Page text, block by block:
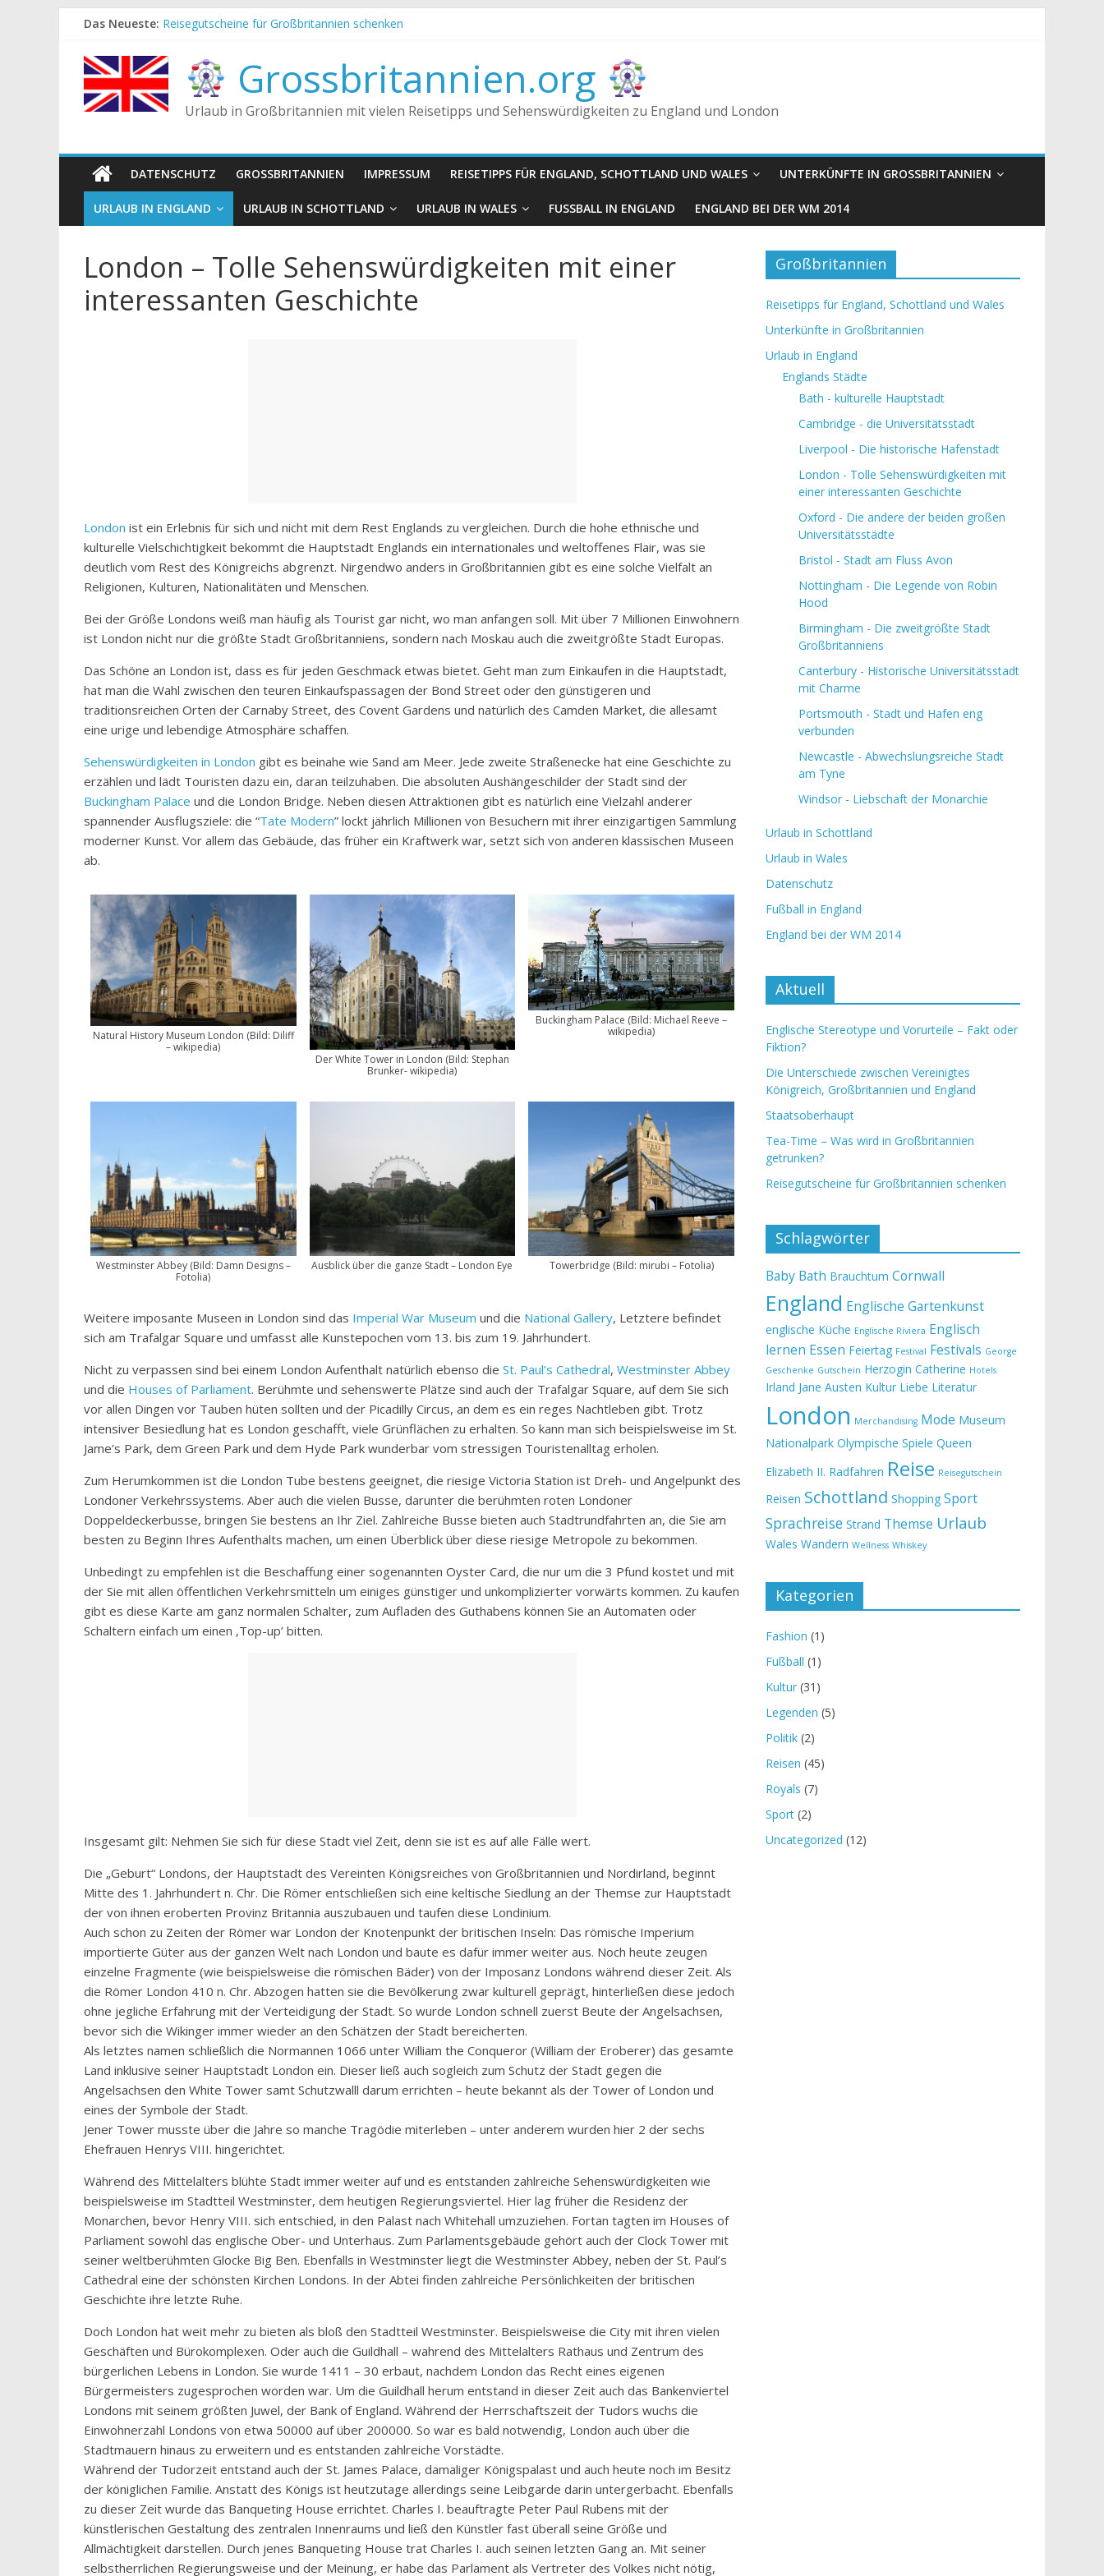
Zum
springen
Das Neueste: Reisegutscheine für Großbritannien schenken
Die Unterschiede zwischen Vereinigtes Königreich, Großbritannien und England
Staatsoberhaupt
Tea-Time – Was wird in Großbritannien getrunken?
Grossbritannien.org
Urlaub in Großbritannien mit vielen Reisetipps und Sehenswürdigkeiten zu England und London
DATENSCHUTZ GROSSBRITANNIEN IMPRESSUM REISETIPPS FÜR ENGLAND, SCHOTTLAND UND WALES UNTERKÜNFTE IN GROSSBRITANNIEN
URLAUB IN ENGLAND URLAUB IN SCHOTTLAND URLAUB IN WALES FUSSBALL IN ENGLAND ENGLAND BEI DER WM 2014
London – Tolle Sehenswürdigkeiten mit einer
interessanten Geschichte
London ist ein Erlebnis für sich und nicht mit dem Rest Englands zu vergleichen. Durch die hohe ethnische und
kulturelle Vielschichtigkeit bekommt die Hauptstadt Englands ein internationales und weltoffenes Flair, was sie
deutlich vom Rest des Königreichs abgrenzt. Nirgendwo anders in Großbritannien gibt es eine solche Vielfalt an
Religionen, Kulturen, Nationalitäten und Menschen.
Bei der Größe Londons weiß man häufig als Tourist gar nicht, wo man anfangen soll. Mit über 7 Millionen Einwohnern
ist London nicht nur die größte Stadt Großbritanniens, sondern nach Moskau auch die zweitgrößte Stadt Europas.
Das Schöne an London ist, dass es für jeden Geschmack etwas bietet. Geht man zum Einkaufen in die Hauptstadt,
hat man die Wahl zwischen den teuren Einkaufspassagen der Bond Street oder den günstigeren und
traditionsreichen Orten der Carnaby Street, des Covent Gardens und natürlich des Camden Market, die allesamt
eine urige und lebendige Atmosphäre schaffen.
Sehenswürdigkeiten in London gibt es beinahe wie Sand am Meer. Jede zweite Straßenecke hat eine Geschichte zu
erzählen und lädt Touristen dazu ein, daran teilzuhaben. Die absoluten Aushängeschilder der Stadt sind der
Buckingham Palace und die London Bridge. Neben diesen Attraktionen gibt es natürlich eine Vielzahl anderer
spannender Ausflugsziele: die “Tate Modern” lockt jährlich Millionen von Besuchern mit ihrer einzigartigen Sammlung
moderner Kunst. Vor allem das Gebäude, das früher ein Kraftwerk war, setzt sich von anderen klassischen Museen
ab.
Natural History Museum London (Bild: Diliff
– wikipedia)
Der White Tower in London (Bild: Stephan
Brunker- wikipedia)
Buckingham Palace (Bild: Michael Reeve –
wikipedia)
Westminster Abbey (Bild: Damn Designs –
Fotolia)
Ausblick über die ganze Stadt – London Eye Towerbridge (Bild: mirubi – Fotolia)
Weitere imposante Museen in London sind das Imperial War Museum und die National Gallery, Letztere befindet
sich am Trafalgar Square und umfasst alle Kunstepochen vom 13. bis zum 19. Jahrhundert.
Nicht zu verpassen sind bei einem London Aufenthalt natürlich ebenso die St. Paul’s Cathedral, Westminster Abbey
und die Houses of Parliament. Berühmte und sehenswerte Plätze sind auch der Trafalgar Square, auf dem Sie sich
vor allen Dingen vor Tauben hüten sollten und der Picadilly Circus, an dem es ein reges Nachtleben gibt. Trotz
intensiver Besiedlung hat es London geschafft, viele Grünflächen zu erhalten. So kann man sich beispielsweise im St.
Jame’s Park, dem Green Park und dem Hyde Park wunderbar vom stressigen Touristenalltag erholen.
Zum Herumkommen ist die London Tube bestens geeignet, die riesige Victoria Station ist Dreh- und Angelpunkt des
Londoner Verkehrssystems. Aber auch die vielen Busse, darunter die berühmten roten Londoner
Doppeldeckerbusse, bringen Sie bestens an Ihr Ziel. Zahlreiche Busse bieten auch Stadtrundfahrten an, die Sie am
besten zu Beginn Ihres Aufenthalts machen, um einen Überblick über diese riesige Metropole zu bekommen.
Unbedingt zu empfehlen ist die Beschaffung einer sogenannten Oyster Card, die nur um die 3 Pfund kostet und mit
der Sie mit allen öffentlichen Verkehrsmitteln um einiges günstiger und unkomplizierter vorwärts kommen. Zu kaufen
gibt es diese Karte am ganz normalen Schalter, zum Aufladen des Guthabens können Sie an Automaten oder
Schaltern einfach um einen ‚Top-up’ bitten.
Insgesamt gilt: Nehmen Sie sich für diese Stadt viel Zeit, denn sie ist es auf alle Fälle wert.
Die „Geburt“ Londons, der Hauptstadt des Vereinten Königsreiches von Großbritannien und Nordirland, beginnt
Mitte des 1. Jahrhundert n. Chr. Die Römer entschließen sich eine keltische Siedlung an der Themse zur Hauptstadt
der von ihnen eroberten Provinz Britannia auszubauen und taufen diese Londinium.
Auch schon zu Zeiten der Römer war London der Knotenpunkt der britischen Inseln: Das römische Imperium
importierte Güter aus der ganzen Welt nach London und baute es dafür immer weiter aus. Noch heute zeugen
einzelne Fragmente (wie beispielsweise die römischen Bäder) von der Imposanz Londons während dieser Zeit. Als
die Römer London 410 n. Chr. Abzogen hatten sie die Bevölkerung zwar kulturell geprägt, hinterließen diese jedoch
ohne jegliche Erfahrung mit der Verteidigung der Stadt. So wurde London schnell zuerst Beute der Angelsachsen,
bevor sich die Wikinger immer wieder an den Schätzen der Stadt bereicherten.
Als letztes namen schließlich die Normannen 1066 unter William the Conqueror (William der Eroberer) das gesamte
Land inklusive seiner Hauptstadt London ein. Dieser ließ auch sogleich zum Schutz der Stadt gegen die
Angelsachsen den White Tower samt Schutzwalll darum errichten – heute bekannt als der Tower of London und
eines der Symbole der Stadt.
Jener Tower musste über die Jahre so manche Tragödie miterleben – unter anderem wurden hier 2 der sechs
Ehefrauen Henrys VIII. hingerichtet.
Während des Mittelalters blühte Stadt immer weiter auf und es entstanden zahlreiche Sehenswürdigkeiten wie
beispielsweise im Stadtteil Westminster, dem heutigen Regierungsviertel. Hier lag früher die Residenz der
Monarchen, bevor Henry VIII. sich entschied, in den Palast nach Whitehall umzuziehen. Fortan tagten im Houses of
Parliament sowohl das englische Ober- und Unterhaus. Zum Parlamentsgebäude gehört auch der Clock Tower mit
seiner weltberühmten Glocke Big Ben. Ebenfalls in Westminster liegt die Westminster Abbey, neben der St. Paul’s
Cathedral eine der schönsten Kirchen Londons. In der Abtei finden zahlreiche Persönlichkeiten der britischen
Geschichte ihre letzte Ruhe.
Doch London hat weit mehr zu bieten als bloß den Stadtteil Westminster. Beispielsweise die City mit ihren vielen
Geschäften und Bürokomplexen. Oder auch die Guildhall – wahrend des Mittelalters Rathaus und Zentrum des
bürgerlichen Lebens in London. Sie wurde 1411 – 30 erbaut, nachdem London das Recht eines eigenen
Bürgermeisters zugesprochen worden war. Um die Guildhall herum entstand in dieser Zeit auch das Bankenviertel
Londons mit seinem größten Juwel, der Bank of England. Während der Herrschaftszeit der Tudors wuchs die
Einwohnerzahl Londons von etwa 50000 auf über 200000. So war es bald notwendig, London auch über die
Stadtmauern hinaus zu erweitern und es entstanden zahlreiche Vorstädte.
Während der Tudorzeit entstand auch der St. James Palace, damaliger Königspalast und auch heute noch im Besitz
der königlichen Familie. Anstatt des Königs ist heutzutage allerdings seine Leibgarde darin untergerbacht. Ebenfalls
zu dieser Zeit wurde das Banqueting House errichtet. Charles I. beauftragte Peter Paul Rubens mit der
künstlerischen Gestaltung des zentralen Innenraums und ließ den Künstler fast überall seine Größe und
Allmächtigkeit darstellen. Durch jenes Banqueting House trat Charles I. auch seinen letzten Gang an. Mit seiner
selbstherrlichen Regierungsweise und der Meinung, er habe das Parlament als Vertreter des Volkes nicht nötig,
Großbritannien
Reisetipps für England, Schottland und Wales
Unterkünfte in Großbritannien
Urlaub in England
Englands Städte
Bath - kulturelle Hauptstadt
Cambridge - die Universitätsstadt
Liverpool - Die historische Hafenstadt
London - Tolle Sehenswürdigkeiten mit
einer interessanten Geschichte
Oxford - Die andere der beiden großen
Universitätsstädte
Bristol - Stadt am Fluss Avon
Nottingham - Die Legende von Robin
Hood
Birmingham - Die zweitgrößte Stadt
Großbritanniens
Canterbury - Historische Universitätsstadt
mit Charme
Portsmouth - Stadt und Hafen eng
verbunden
Newcastle - Abwechslungsreiche Stadt
am Tyne
Windsor - Liebschaft der Monarchie
Urlaub in Schottland
Urlaub in Wales
Datenschutz
Fußball in England
England bei der WM 2014
Aktuell
Englische Stereotype und Vorurteile – Fakt oder
Fiktion?
Die Unterschiede zwischen Vereinigtes
Königreich, Großbritannien und England
Staatsoberhaupt
Tea-Time – Was wird in Großbritannien
getrunken?
Reisegutscheine für Großbritannien schenken
Schlagwörter
Baby Bath Brauchtum Cornwall
England Englische Gartenkunst
englische Küche Englische Riviera Englisch
lernen Essen Feiertag Festival Festivals George
Geschenke Gutschein Herzogin Catherine Hotels
Irland Jane Austen Kultur Liebe Literatur
London Merchandising Mode Museum
Nationalpark Olympische Spiele Queen
Elizabeth II. Radfahren Reise Reisegutschein
Reisen Schottland Shopping Sport
Sprachreise Strand Themse Urlaub
Wales Wandern Wellness Whiskey
Kategorien
Fashion (1)
Fußball (1)
Kultur (31)
Legenden (5)
Politik (2)
Reisen (45)
Royals (7)
Sport (2)
Uncategorized (12)